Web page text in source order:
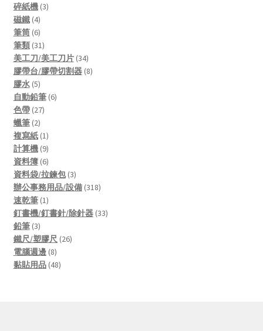
product
碎紙機 33
磁鐵 44
products
筆筒 66
products
筆類 3131
products
美工刀/美工刀片 3434
products
膠帶台/膠帶切割器 88
膠水 55
products
自動鉛筆 66
色帶 2727
蠟筆 22
products
複寫紙 11
product
計算機 99
products
資料簿 66
products
資料袋/拉鍊包 33
products
辦公事務用品/設備 318318
速乾筆 11
product
釘書機/釘書針/除針器 3333
鉛筆 33
products
鐵尺/塑膠尺 2626
電腦週邊 88
products
黏貼用品 4848